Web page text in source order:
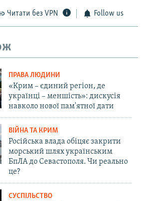
Читати без VPN Follow us
ПРАВА ЛЮДИНИ
«Крим – єдиний регіон, де
українці – меншість»: дискусія
навколо нової пам'ятної дати
ВІЙНА ТА КРИМ
Російська влада обіцяє закрити
морський шлях українським
БпЛА до Севастополя. Чи реально
це?
СУСПІЛЬСТВО